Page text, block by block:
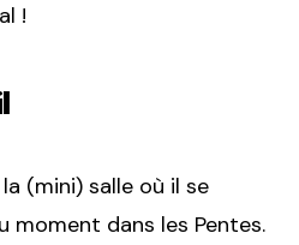
!
(mini) salle où il se
moment dans les Pentes.